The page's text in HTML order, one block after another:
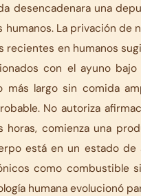
desencadenara una
La privación de
recientes en humanos
con el ayuno
largo sin comida
No autoriza
comienza una
está en un estado de
como combustible
humana evolucionó